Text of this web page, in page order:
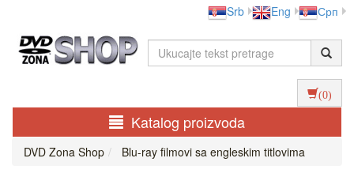
Srb Eng Срп
(0)
Katalog proizvoda
DVD Zona Shop Blu-ray filmovi sa engleskim titlovima